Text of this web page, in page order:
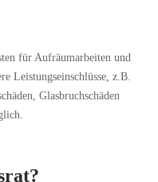
für Aufräumarbeiten und
Leistungseinschlüsse, z.B.
Glasbruchschäden